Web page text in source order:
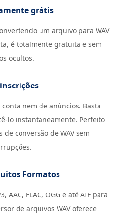
grátis
um arquivo para WAV
é totalmente gratuita e sem
ocultos.
nem de anúncios. Basta
lo instantaneamente. Perfeito
conversão de WAV sem
Formatos
AAC, FLAC, OGG e até AIF para
de arquivos WAV oferece